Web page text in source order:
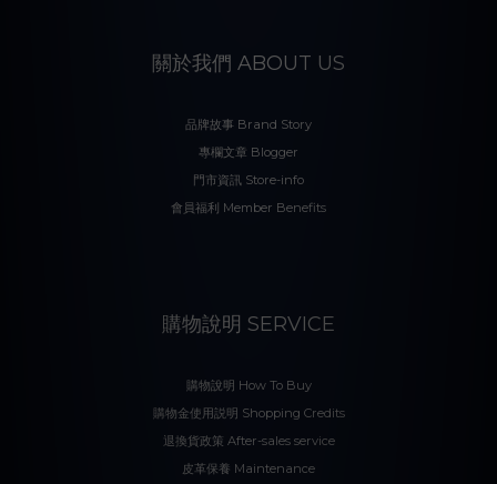
關於我們 ABOUT US
品牌故事 Brand Story
專欄文章 Blogger
門市資訊 Store-info
會員福利 Member Benefits
購物說明 SERVICE
購物說明 How To Buy
購物金使用説明 Shopping Credits
退換貨政策 After-sales service
皮革保養 Maintenance